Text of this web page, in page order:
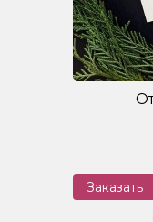
Заказать